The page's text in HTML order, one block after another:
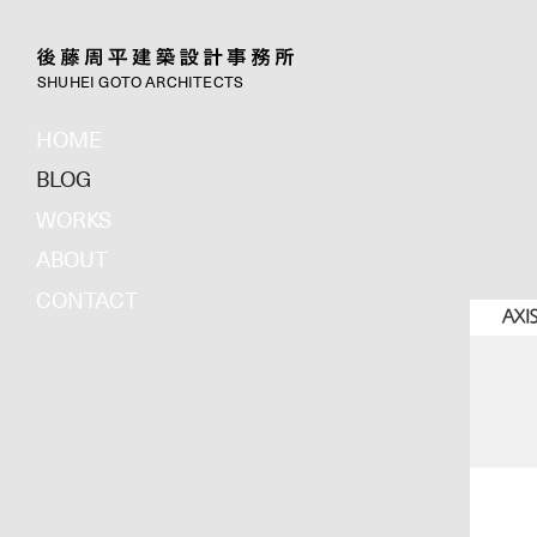
SHUHEI GOTO ARCHITECTS
HOME
BLOG
WORKS
ABOUT
CONTACT